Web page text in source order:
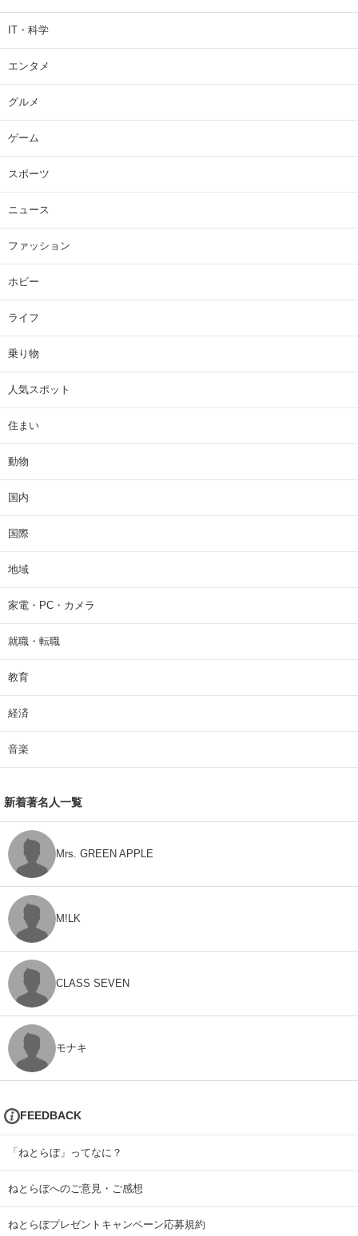
IT・科学
エンタメ
グルメ
ゲーム
スポーツ
ニュース
ファッション
ホビー
ライフ
乗り物
人気スポット
住まい
動物
国内
国際
地域
家電・PC・カメラ
就職・転職
教育
経済
音楽
新着著名人一覧
Mrs. GREEN APPLE
M!LK
CLASS SEVEN
モナキ
FEEDBACK
「ねとらぼ」ってなに？
ねとらぼへのご意見・ご感想
ねとらぼプレゼントキャンペーン応募規約